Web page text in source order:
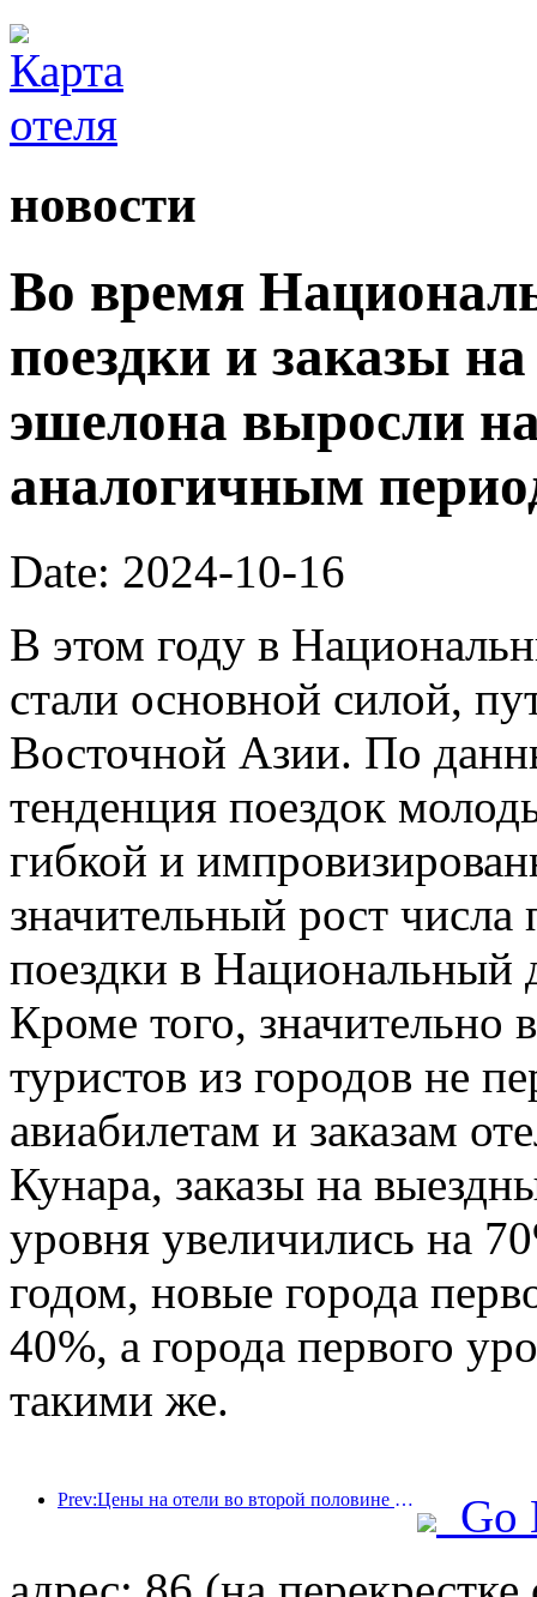
новости
Во время
поездки и заказы
эшелона выросли
аналогичным
Date: 2024-10-16
В этом году в
стали основной силой,
Восточной Азии. По
тенденция поездок
гибкой и
значительный рост
поездки в Национальный
Кроме того, значительно
туристов из городов не
авиабилетам и заказам
Кунара, заказы на
уровня увеличились на
годом, новые города
40%, а города первого
такими же.
Prev:Цены на отели во второй половине Национального дня находятся на праздничных минимумах
Go